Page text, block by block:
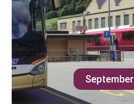
September